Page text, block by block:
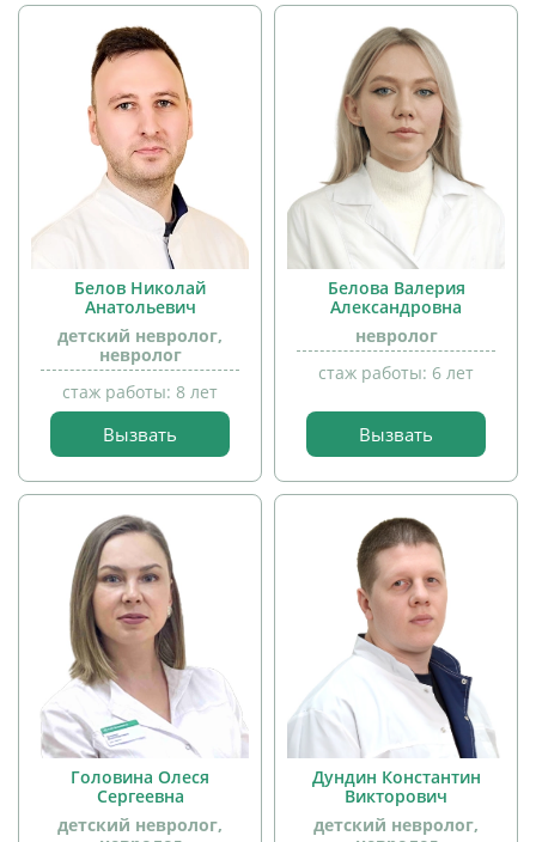
прием
детей
Белов Николай
Анатольевич
детский невролог,
невролог
стаж работы: 8 лет
Вызвать
прием
детей
Белова Валерия
Александровна
невролог
стаж работы: 6 лет
Вызвать
Головина Олеся
Сергеевна
детский невролог,
прием
Дундин Константин
Викторович
детский невролог,